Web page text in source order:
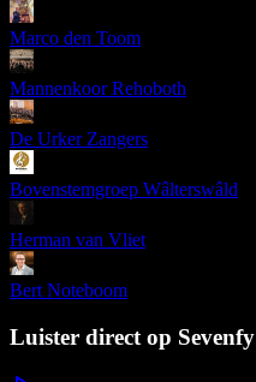
Marco den Toom
Mannenkoor Rehoboth
De Urker Zangers
Bovenstemgroep Wâlterswâld
Herman van Vliet
Bert Noteboom
Luister direct op Sevenfy